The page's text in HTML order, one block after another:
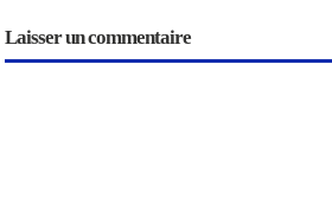
Laisser un commentaire